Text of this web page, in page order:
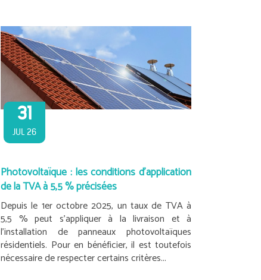
31
JUL 26
Photovoltaïque : les conditions d'application
de la TVA à 5,5 % précisées
Depuis le 1er octobre 2025, un taux de TVA à
5,5 % peut s’appliquer à la livraison et à
l’installation de panneaux photovoltaïques
résidentiels. Pour en bénéficier, il est toutefois
nécessaire de respecter certains critères...